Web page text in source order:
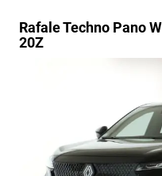
RafaleTechno Pano
20Z